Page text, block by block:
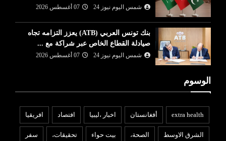
شمس اليوم نيوز 24 07 أغسطس 2026
بنك تونس العربي (ATB) يعزز التزامه تجاه
صيادلة القطاع الخاص عبر شراكة مع ...
شمس اليوم نيوز 24 07 أغسطس 2026
الوسوم
extra health أفغانستان اخبار ،ليبيا افتصاد افريقيا
الشرق الاوسط الصحة، بيت حواء تحقيقات، سفر